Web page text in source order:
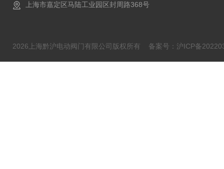
上海市嘉定区马陆工业园区封周路368号
2026上海黔沪电动阀门有限公司版权所有 备案号：沪ICP备